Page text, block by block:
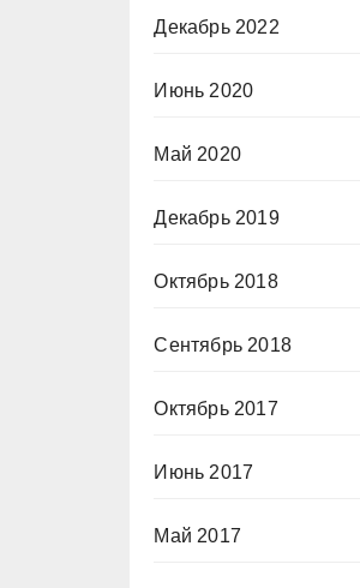
Декабрь 2022
Июнь 2020
Май 2020
Декабрь 2019
Октябрь 2018
Сентябрь 2018
Октябрь 2017
Июнь 2017
Май 2017